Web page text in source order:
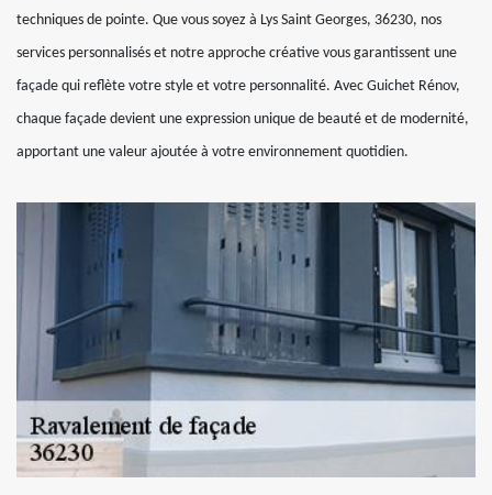
techniques de pointe. Que vous soyez à Lys Saint Georges, 36230, nos
services personnalisés et notre approche créative vous garantissent une
façade qui reflète votre style et votre personnalité. Avec Guichet Rénov,
chaque façade devient une expression unique de beauté et de modernité,
apportant une valeur ajoutée à votre environnement quotidien.